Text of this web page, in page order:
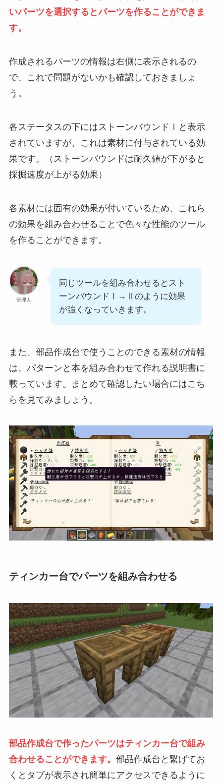
いパーツを選択するとパーツを作ることができま
す。
作成されるパーツの情報は右側に表示されるの
で、これで問題がないかも確認しておきましょ
う。
各ステータスの下にはストーンバウンドⅠと表示
されていますが、これは素材に付与されている効
果です。（ストーンバウンドは耐久値が下がると
採掘速度が上がる効果）
各素材には固有の効果が付いているため、これら
の効果を組み合わせることで色々な性能のツール
を作ることができます。
管理人
同じツールを組み合わせるとスト
ーンバウンドⅠ→Ⅱのように効果
が強くなっていきます。
また、部品作成台で使うことのできる素材の情報
は、パターンと本を組み合わせて作れる説明書に
載っています。まとめて確認したい場合にはこち
らを見てみましょう。
ティンカー台でパーツを組み合わせる
部品作成台で作ったパーツはティンカー台で組み
合わせることができます。 部品作成台と繋げてお
くとタブが表示され簡単にアクセスできるように